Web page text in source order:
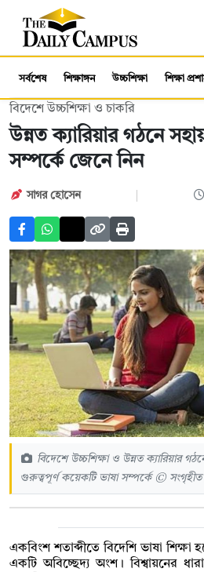
সর্বশেষ শিক্ষাঙ্গন উচ্চশিক্ষা শিক্ষা
বিদেশে উচ্চশিক্ষা ও চাকরি
উন্নত ক্যারিয়ার গঠনে
সম্পর্কে জেনে নিন
সাগর হোসেন
বিদেশে উচ্চশিক্ষা ও উন্নত ক্যারিয়ার
গুরুত্বপূর্ণ কয়েকটি ভাষা সম্পর্কে © সংগৃহীত
একবিংশ শতাব্দীতে বিদেশি ভাষা শিক্ষা
একটি অবিচ্ছেদ্য অংশ। বিশ্বায়নের